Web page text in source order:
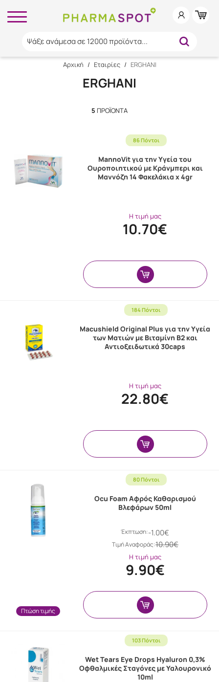
Ψάξε ανάμεσα σε 12000 προϊόντα...
Αρχική / Εταιρίες / ERGHANI
ERGHANI
5 ΠΡΟΪΌΝΤΑ
86 Πόντοι
MannoVit για την Υγεία του
Ουροποιητικού με Κράνμπερι και
Μαννόζη 14 Φακελάκια x 4gr
Η τιμή μας
10.70€
184 Πόντοι
Macushield Original Plus για την Υγεία
των Ματιών με Βιταμίνη B2 και
Αντιοξειδωτικά 30caps
Η τιμή μας
22.80€
80 Πόντοι
Πτώση τιμής
Ocu Foam Αφρός Καθαρισμού
Βλεφάρων 50ml
Έκπτωση:-1.00€
Tιμή Αναφοράς:10.90€
Η τιμή μας
9.90€
103 Πόντοι
Wet Tears Eye Drops Hyaluron 0,3%
Οφθαλμικές Σταγόνες με Υαλουρονικό
10ml